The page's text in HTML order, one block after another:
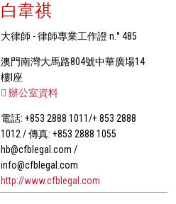
白韋祺
大律師 - 律師專業工作證 n.° 485
澳門南灣大馬路804號中華廣場14
樓I座
辦公室資料
電話: +853 2888 1011/+ 853 2888
1012 / 傳真: +853 2888 1055
hb@cfblegal.com /
info@cfblegal.com
http://www.cfblegal.com